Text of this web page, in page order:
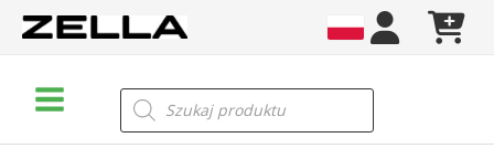
Skip
Menu
Wyszukiwarka
produktów